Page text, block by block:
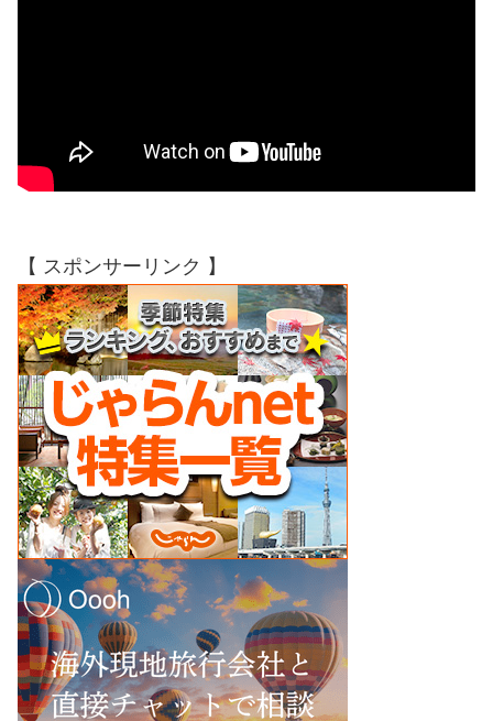
【 スポンサーリンク 】